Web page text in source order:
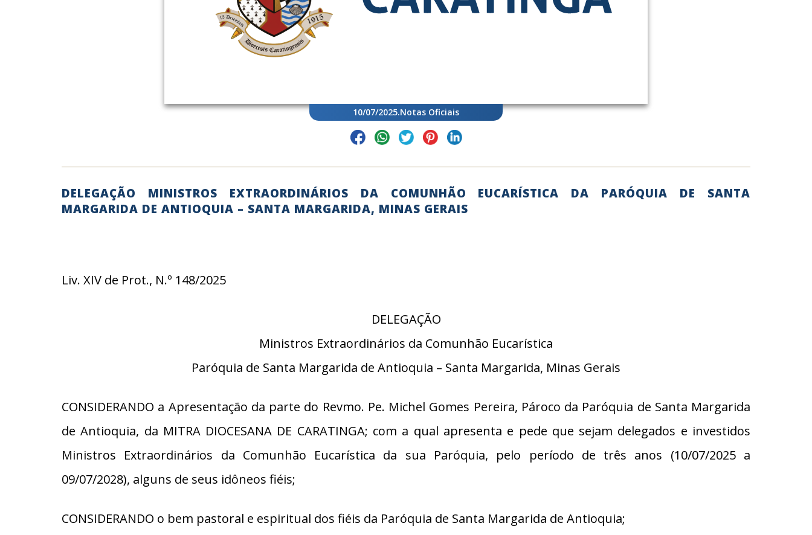
10/07/2025.Notas Oficiais
DELEGAÇÃO MINISTROS EXTRAORDINÁRIOS DA COMUNHÃO EUCARÍSTICA DA PARÓQUIA DE SANTA
MARGARIDA DE ANTIOQUIA – SANTA MARGARIDA, MINAS GERAIS
Liv. XIV de Prot., N.º 148/2025
DELEGAÇÃO
Ministros Extraordinários da Comunhão Eucarística
Paróquia de Santa Margarida de Antioquia – Santa Margarida, Minas Gerais
CONSIDERANDO a Apresentação da parte do Revmo. Pe. Michel Gomes Pereira, Pároco da Paróquia de Santa Margarida
de Antioquia, da MITRA DIOCESANA DE CARATINGA; com a qual apresenta e pede que sejam delegados e investidos
Ministros Extraordinários da Comunhão Eucarística da sua Paróquia, pelo período de três anos (10/07/2025 a
09/07/2028), alguns de seus idôneos fiéis;
CONSIDERANDO o bem pastoral e espiritual dos fiéis da Paróquia de Santa Margarida de Antioquia;